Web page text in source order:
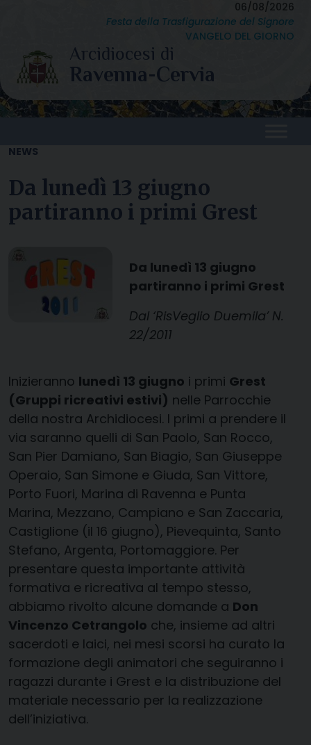
content
06/08/2026
Festa della Trasfigurazione del Signore
VANGELO DEL GIORNO
NEWS
Da lunedì 13 giugno
partiranno i primi Grest
Da lunedì 13 giugno
partiranno i primi Grest
Dal ‘RisVeglio Duemila’ N.
22/2011
Inizieranno lunedì 13 giugno i primi Grest
(Gruppi ricreativi estivi) nelle Parrocchie
della nostra Archidiocesi. I primi a prendere il
via saranno quelli di San Paolo, San Rocco,
San Pier Damiano, San Biagio, San Giuseppe
Operaio, San Simone e Giuda, San Vittore,
Porto Fuori, Marina di Ravenna e Punta
Marina, Mezzano, Campiano e San Zaccaria,
Castiglione (il 16 giugno), Pievequinta, Santo
Stefano, Argenta, Portomaggiore. Per
presentare questa importante attività
formativa e ricreativa al tempo stesso,
abbiamo rivolto alcune domande a Don
Vincenzo Cetrangolo che, insieme ad altri
sacerdoti e laici, nei mesi scorsi ha curato la
formazione degli animatori che seguiranno i
ragazzi durante i Grest e la distribuzione del
materiale necessario per la realizzazione
dell’iniziativa.